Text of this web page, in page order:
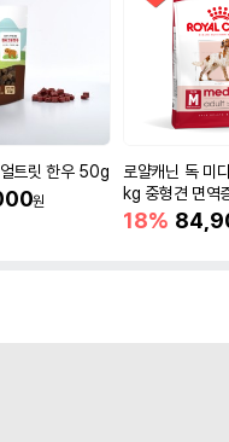
트릿 한우 50g
원
로얄캐닌 독 미
kg 중형견 면역
18%